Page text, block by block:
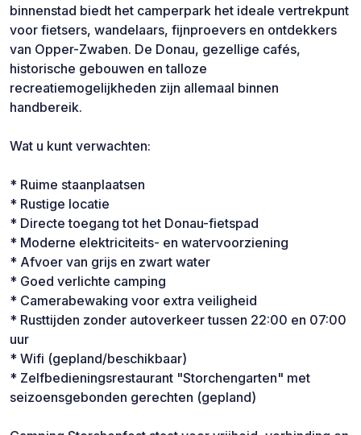
binnenstad biedt het camperpark het ideale vertrekpunt
voor fietsers, wandelaars, fijnproevers en ontdekkers
van Opper-Zwaben. De Donau, gezellige cafés,
historische gebouwen en talloze
recreatiemogelijkheden zijn allemaal binnen
handbereik.
Wat u kunt verwachten:
* Ruime staanplaatsen
* Rustige locatie
* Directe toegang tot het Donau-fietspad
* Moderne elektriciteits- en watervoorziening
* Afvoer van grijs en zwart water
* Goed verlichte camping
* Camerabewaking voor extra veiligheid
* Rusttijden zonder autoverkeer tussen 22:00 en 07:00
uur
* Wifi (gepland/beschikbaar)
* Zelfbedieningsrestaurant "Storchengarten" met
seizoensgebonden gerechten (gepland)